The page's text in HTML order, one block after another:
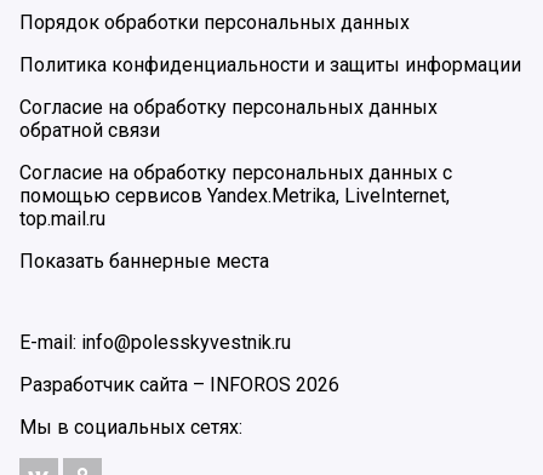
Порядок обработки персональных данных
Политика конфиденциальности и защиты информации
Согласие на обработку персональных данных
обратной связи
Согласие на обработку персональных данных с
помощью сервисов Yandex.Metrika, LiveInternet,
top.mail.ru
Показать баннерные места
E-mail: info@polesskyvestnik.ru
Разработчик сайта – INFOROS 2026
Мы в социальных сетях: